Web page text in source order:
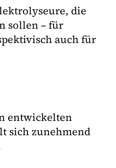
die
sollen – für
auch für
entwickelten
sich zunehmend